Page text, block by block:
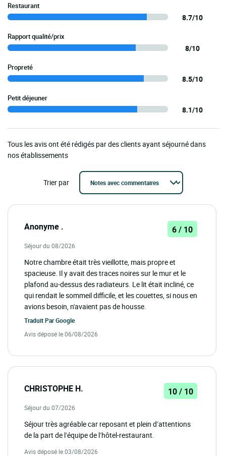
Restaurant
8.7/10
Rapport qualité/prix
8/10
Propreté
8.5/10
Petit déjeuner
8.1/10
Tous les avis ont été rédigés par des clients ayant séjourné dans
nos établissements
Trier par
Anonyme . 6 / 10
Séjour du 08/2026
Notre chambre était très vieillotte, mais propre et
spacieuse. Il y avait des traces noires sur le mur et le
plafond au-dessus des radiateurs. Le lit était incliné, ce
qui rendait le sommeil difficile, et les couettes, si nous en
avions besoin, n'avaient pas de housse.
Traduit ParGoogle
Avis déposé le 06/08/2026
CHRISTOPHE H. 10 / 10
Séjour du 07/2026
Séjour très agréable car reposant et plein d’attentions
de la part de l’équipe de l’hôtel-restaurant.
Avis déposé le 03/08/2026